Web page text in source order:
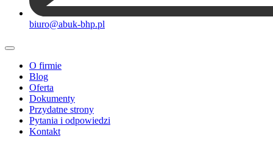
biuro@abuk-bhp.pl
O firmie
Blog
Oferta
Dokumenty
Przydatne strony
Pytania i odpowiedzi
Kontakt